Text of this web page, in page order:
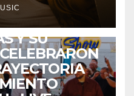
LIVE SESSION
Y SU